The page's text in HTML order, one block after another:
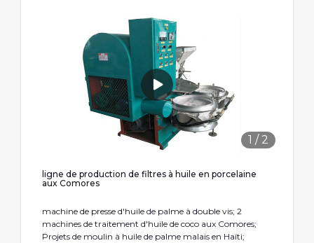
1 / 2
ligne de production de filtres à huile en porcelaine
aux Comores
machine de presse d'huile de palme à double vis; 2
machines de traitement d'huile de coco aux Comores;
Projets de moulin à huile de palme malais en Haïti;